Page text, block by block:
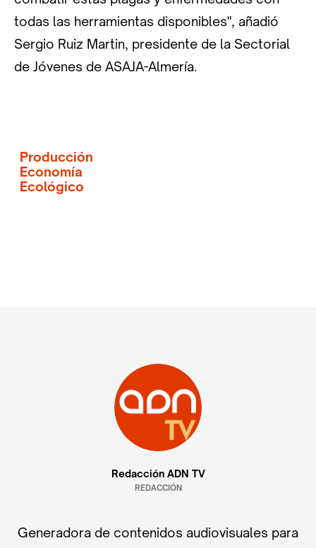
todas las herramientas disponibles", añadió
Sergio Ruiz Martin, presidente de la Sectorial
de Jóvenes de ASAJA-Almería.
Producción
Economía
Ecológico
Redacción ADN TV
REDACCIÓN
Generadora de contenidos audiovisuales para